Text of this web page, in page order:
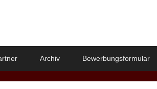
Archiv Bewerbungsformular